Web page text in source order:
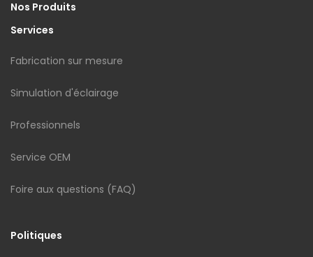
Nos Produits
Services
Fabrication sur mesure
Simulation d'éclairage
Professionnels
Service OEM
Foire aux questions (FAQ)
Politiques